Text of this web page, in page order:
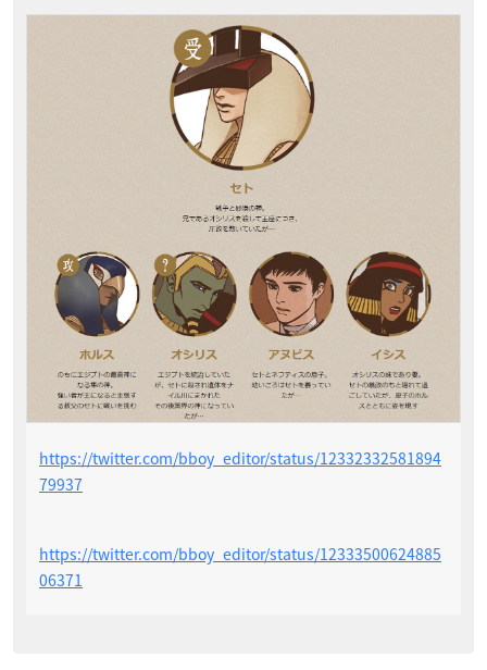
https://twitter.com/bboy_editor/status/12332332581894
79937
https://twitter.com/bboy_editor/status/12333500624885
06371